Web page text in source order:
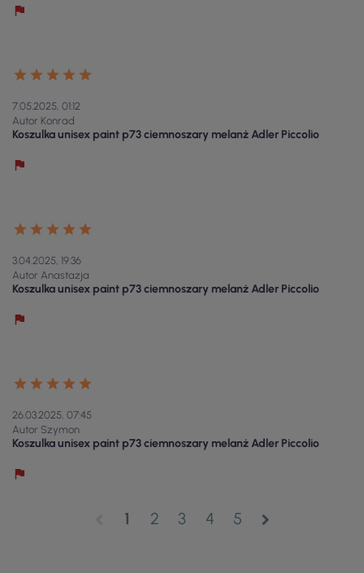
7.05.2025, 01:12
Autor Konrad
Koszulka unisex paint p73 ciemnoszary melanż Adler Piccolio
3.04.2025, 19:36
Autor Anastazja
Koszulka unisex paint p73 ciemnoszary melanż Adler Piccolio
26.03.2025, 07:45
Autor Szymon
Koszulka unisex paint p73 ciemnoszary melanż Adler Piccolio
1 2 3 4 5 chevron_right